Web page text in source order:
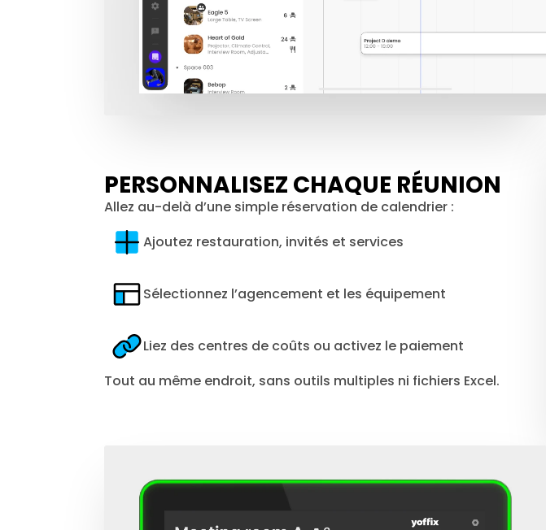
PERSONNALISEZ CHAQUE RÉUNION
Allez au-delà d’une simple réservation de calendrier :
Ajoutez restauration, invités et services
Sélectionnez l’agencement et les équipement
Liez des centres de coûts ou activez le paiement
Tout au même endroit, sans outils multiples ni fichiers Excel.